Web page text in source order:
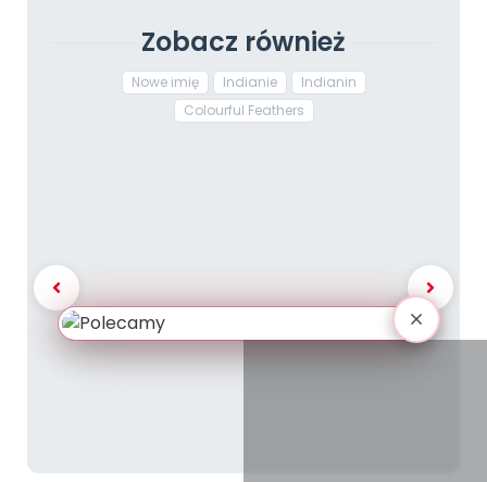
Zobacz również
Nowe imię Indianie
Indianin
Colourful Feathers